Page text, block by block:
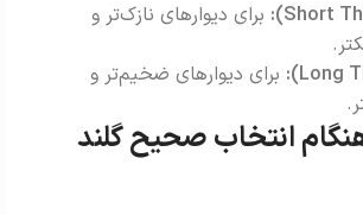
برای دیوارهای نازک‌تر و
برای دیوارهای ضخیم‌تر و
انتخاب صحیح گلند